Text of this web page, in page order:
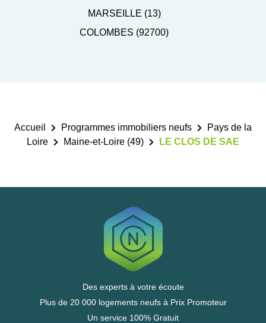
MARSEILLE (13)
COLOMBES (92700)
Accueil Programmes immobiliers neufs
Pays de la
Loire
Maine-et-Loire (49) LE CLOS DE SAE
Des experts à votre écoute
Plus de 20 000 logements neufs à Prix Promoteur
Un service 100% Gratuit